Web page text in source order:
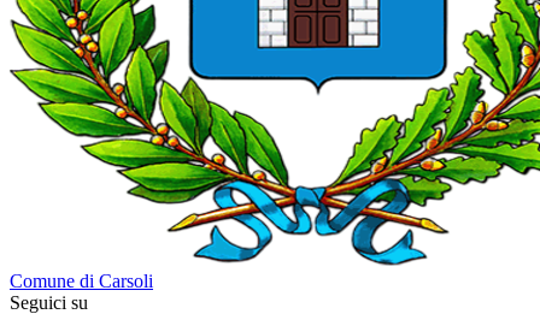
Comune di Carsoli
Seguici su